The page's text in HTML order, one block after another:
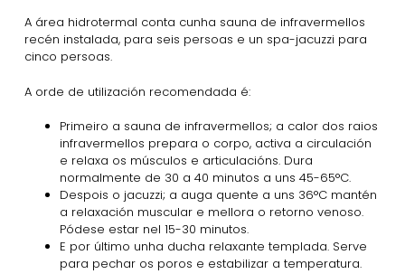
A área hidrotermal conta cunha sauna de infravermellos
recén instalada, para seis persoas e un spa-jacuzzi para
cinco persoas.
A orde de utilización recomendada é:
Primeiro a sauna de infravermellos; a calor dos raios
infravermellos prepara o corpo, activa a circulación
e relaxa os músculos e articulacións. Dura
normalmente de 30 a 40 minutos a uns 45-65°C.
Despois o jacuzzi; a auga quente a uns 36°C mantén
a relaxación muscular e mellora o retorno venoso.
Pódese estar nel 15-30 minutos.
E por último unha ducha relaxante templada. Serve
para pechar os poros e estabilizar a temperatura.